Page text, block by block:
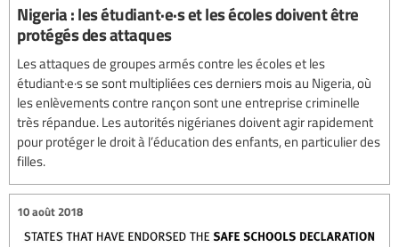
Nigeria : les étudiant·e·s et les écoles doivent être
protégés des attaques
Les attaques de groupes armés contre les écoles et les
étudiant·e·s se sont multipliées ces derniers mois au Nigeria, où
les enlèvements contre rançon sont une entreprise criminelle
très répandue. Les autorités nigérianes doivent agir rapidement
pour protéger le droit à l’éducation des enfants, en particulier des
filles.
10 août 2018